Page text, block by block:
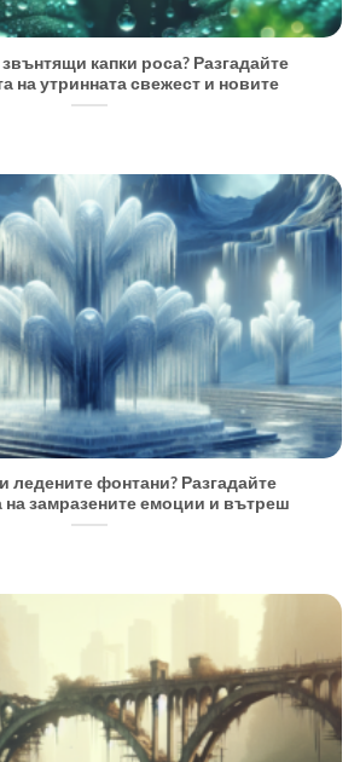
капки роса? Разгадайте
на утринната свежест и новите
ледените фонтани? Разгадайте
на замразените емоции и вътреш